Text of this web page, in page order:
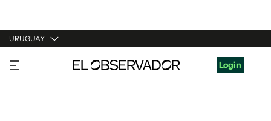
URUGUAY
URUGUAY
ARGENTINA
Login